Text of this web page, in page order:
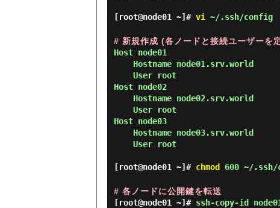
[root@node01 ~]# vi ~/.ssh/config
# 新規作成 (各ノードと接続ユーザーを
Host node01
Host node02
Host node03
[root@node01 ~]# chmod 600 ~/.ssh/
# 各ノードに公開鍵を転送
[root@node01 ~]# ssh-copy-id